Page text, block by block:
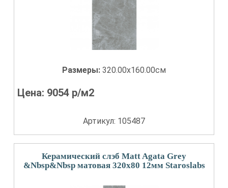
Размеры: 320.00x160.00см
Цена: 9054 р/м2
Артикул: 105487
Керамический слэб Matt Agata Grey
&Nbsp&Nbsp матовая 320x80 12мм Staroslabs